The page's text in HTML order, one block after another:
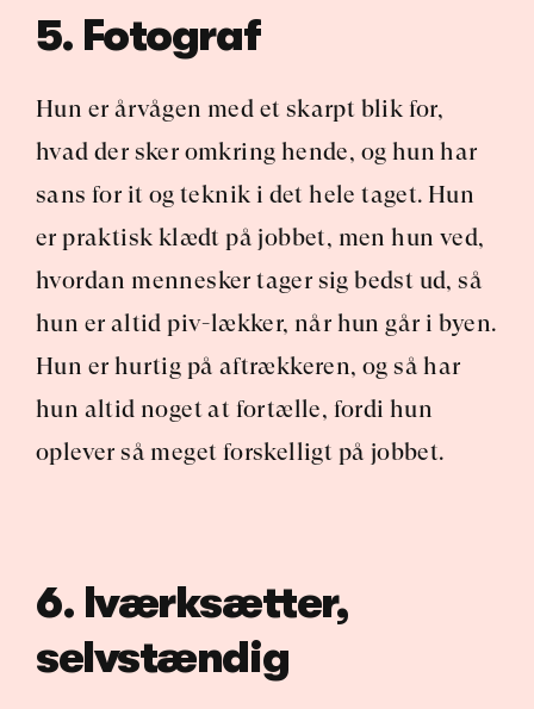
5. Fotograf
Hun er årvågen med et skarpt blik for,
hvad der sker omkring hende, og hun har
sans for it og teknik i det hele taget. Hun
er praktisk klædt på jobbet, men hun ved,
hvordan mennesker tager sig bedst ud, så
hun er altid piv-lækker, når hun går i byen.
Hun er hurtig på aftrækkeren, og så har
hun altid noget at fortælle, fordi hun
oplever så meget forskelligt på jobbet.
6. Iværksætter,
selvstændig